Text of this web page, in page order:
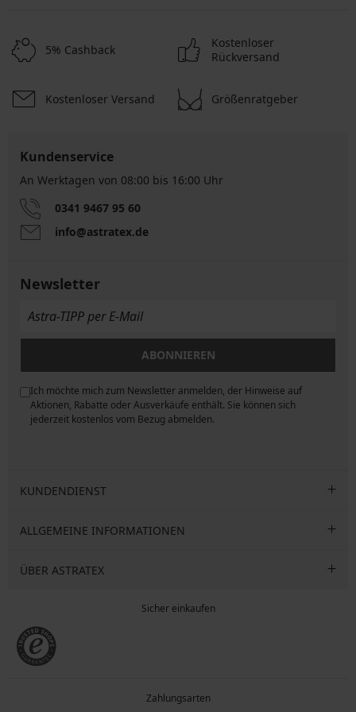
5% Cashback
Kostenloser
Rückversand
Kostenloser Versand Größenratgeber
Kundenservice
An Werktagen von 08:00 bis 16:00 Uhr
0341 9467 95 60
info@astratex.de
Newsletter
ABONNIEREN
Ich möchte mich zum Newsletter anmelden, der Hinweise auf
Aktionen, Rabatte oder Ausverkäufe enthält. Sie können sich
jederzeit kostenlos vom Bezug abmelden.
KUNDENDIENST
ALLGEMEINE INFORMATIONEN
ÜBER ASTRATEX
Sicher einkaufen
Zahlungsarten